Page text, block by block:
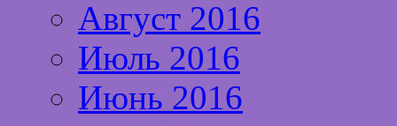
Август 2016
Июль 2016
Июнь 2016